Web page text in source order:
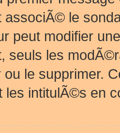
associÃ© le
peut modifier
seuls les
ou le supprimer.
les intitulÃ©s en